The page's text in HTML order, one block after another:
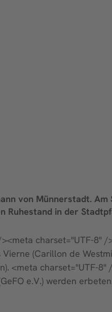
von Münnerstadt. Am
Ruhestand in der
charset="UTF-8" /
(Carillon de
<meta charset="UTF-8"
e.V.) werden